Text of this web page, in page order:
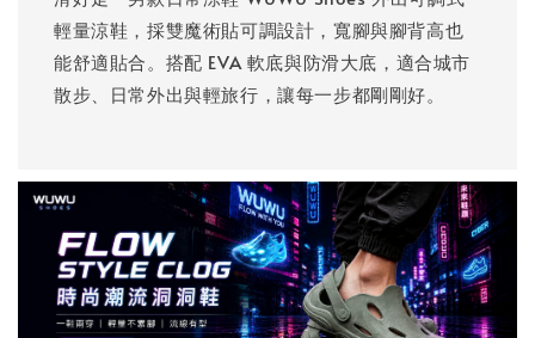
輕量涼鞋，採雙魔術貼可調設計，寬腳與腳背高也
能舒適貼合。搭配 EVA 軟底與防滑大底，適合城市
散步、日常外出與輕旅行，讓每一步都剛剛好。